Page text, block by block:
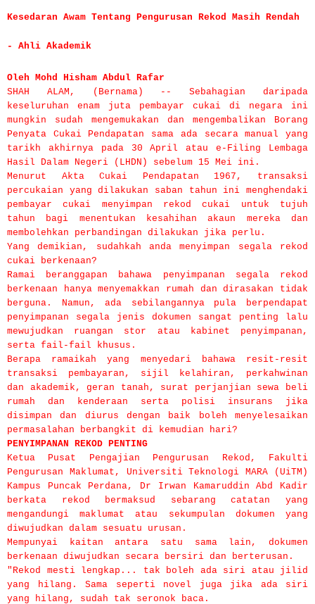
Kesedaran Awam Tentang Pengurusan Rekod Masih Rendah
- Ahli Akademik
Oleh Mohd Hisham Abdul Rafar
SHAH ALAM, (Bernama) -- Sebahagian daripada
keseluruhan enam juta pembayar cukai di negara ini
mungkin sudah mengemukakan dan mengembalikan Borang
Penyata Cukai Pendapatan sama ada secara manual yang
tarikh akhirnya pada 30 April atau e-Filing Lembaga
Hasil Dalam Negeri (LHDN) sebelum 15 Mei ini.
Menurut Akta Cukai Pendapatan 1967, transaksi
percukaian yang dilakukan saban tahun ini menghendaki
pembayar cukai menyimpan rekod cukai untuk tujuh
tahun bagi menentukan kesahihan akaun mereka dan
membolehkan perbandingan dilakukan jika perlu.
Yang demikian, sudahkah anda menyimpan segala rekod
cukai berkenaan?
Ramai beranggapan bahawa penyimpanan segala rekod
berkenaan hanya menyemakkan rumah dan dirasakan tidak
berguna. Namun, ada sebilangannya pula berpendapat
penyimpanan segala jenis dokumen sangat penting lalu
mewujudkan ruangan stor atau kabinet penyimpanan,
serta fail-fail khusus.
Berapa ramaikah yang menyedari bahawa resit-resit
transaksi pembayaran, sijil kelahiran, perkahwinan
dan akademik, geran tanah, surat perjanjian sewa beli
rumah dan kenderaan serta polisi insurans jika
disimpan dan diurus dengan baik boleh menyelesaikan
permasalahan berbangkit di kemudian hari?
PENYIMPANAN REKOD PENTING
Ketua Pusat Pengajian Pengurusan Rekod, Fakulti
Pengurusan Maklumat, Universiti Teknologi MARA (UiTM)
Kampus Puncak Perdana, Dr Irwan Kamaruddin Abd Kadir
berkata rekod bermaksud sebarang catatan yang
mengandungi maklumat atau sekumpulan dokumen yang
diwujudkan dalam sesuatu urusan.
Mempunyai kaitan antara satu sama lain, dokumen
berkenaan diwujudkan secara bersiri dan berterusan.
"Rekod mesti lengkap... tak boleh ada siri atau jilid
yang hilang. Sama seperti novel juga jika ada siri
yang hilang, sudah tak seronok baca.